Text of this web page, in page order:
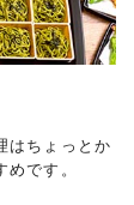
はちょっとか
です。